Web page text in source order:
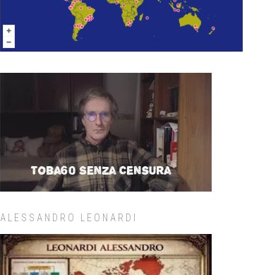
ALESSANDRO LEONARDI